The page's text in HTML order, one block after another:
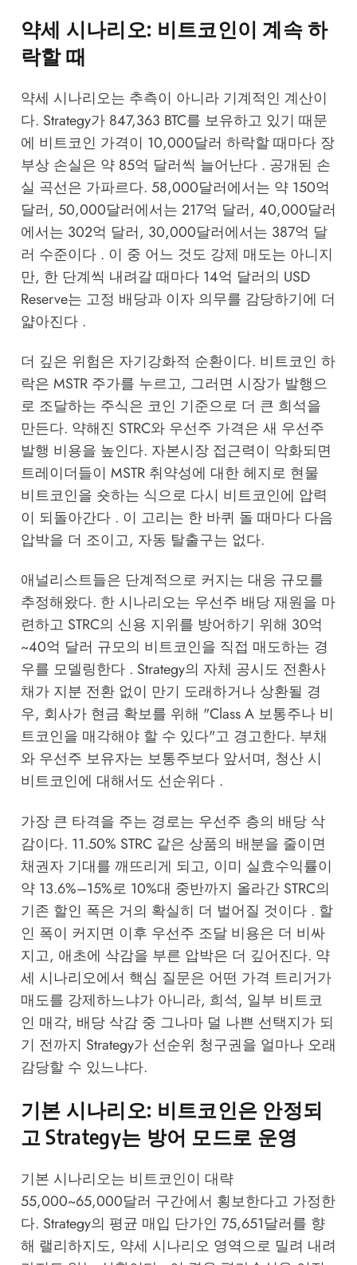
약세 시나리오: 비트코인이 계속 하
락할 때
약세 시나리오는 추측이 아니라 기계적인 계산이
다. Strategy가 847,363 BTC를 보유하고 있기 때문
에 비트코인 가격이 10,000달러 하락할 때마다 장
부상 손실은 약 85억 달러씩 늘어난다 . 공개된 손
실 곡선은 가파르다. 58,000달러에서는 약 150억
달러, 50,000달러에서는 217억 달러, 40,000달러
에서는 302억 달러, 30,000달러에서는 387억 달
러 수준이다 . 이 중 어느 것도 강제 매도는 아니지
만, 한 단계씩 내려갈 때마다 14억 달러의 USD
Reserve는 고정 배당과 이자 의무를 감당하기에 더
얇아진다 .
더 깊은 위험은 자기강화적 순환이다. 비트코인 하
락은 MSTR 주가를 누르고, 그러면 시장가 발행으
로 조달하는 주식은 코인 기준으로 더 큰 희석을
만든다. 약해진 STRC와 우선주 가격은 새 우선주
발행 비용을 높인다. 자본시장 접근력이 악화되면
트레이더들이 MSTR 취약성에 대한 헤지로 현물
비트코인을 숏하는 식으로 다시 비트코인에 압력
이 되돌아간다 . 이 고리는 한 바퀴 돌 때마다 다음
압박을 더 조이고, 자동 탈출구는 없다.
애널리스트들은 단계적으로 커지는 대응 규모를
추정해왔다. 한 시나리오는 우선주 배당 재원을 마
련하고 STRC의 신용 지위를 방어하기 위해 30억
~40억 달러 규모의 비트코인을 직접 매도하는 경
우를 모델링한다 . Strategy의 자체 공시도 전환사
채가 지분 전환 없이 만기 도래하거나 상환될 경
우, 회사가 현금 확보를 위해 "Class A 보통주나 비
트코인을 매각해야 할 수 있다"고 경고한다. 부채
와 우선주 보유자는 보통주보다 앞서며, 청산 시
비트코인에 대해서도 선순위다 .
가장 큰 타격을 주는 경로는 우선주 층의 배당 삭
감이다. 11.50% STRC 같은 상품의 배분을 줄이면
채권자 기대를 깨뜨리게 되고, 이미 실효수익률이
약 13.6%–15%로 10%대 중반까지 올라간 STRC의
기존 할인 폭은 거의 확실히 더 벌어질 것이다 . 할
인 폭이 커지면 이후 우선주 조달 비용은 더 비싸
지고, 애초에 삭감을 부른 압박은 더 깊어진다. 약
세 시나리오에서 핵심 질문은 어떤 가격 트리거가
매도를 강제하느냐가 아니라, 희석, 일부 비트코
인 매각, 배당 삭감 중 그나마 덜 나쁜 선택지가 되
기 전까지 Strategy가 선순위 청구권을 얼마나 오래
감당할 수 있느냐다.
기본 시나리오: 비트코인은 안정되
고 Strategy는 방어 모드로 운영
기본 시나리오는 비트코인이 대략
55,000~65,000달러 구간에서 횡보한다고 가정한
다. Strategy의 평균 매입 단가인 75,651달러를 향
해 랠리하지도, 약세 시나리오 영역으로 밀려 내려